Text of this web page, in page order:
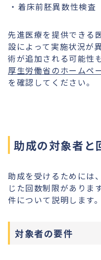
着床前胚異数性検査
先進医療を提供できる
設によって実施状況が
術が追加される可能性
厚生労働省のホームペ
を確認してください。
助成の対象者と
助成を受けるためには
じた回数制限がありま
件について説明します。
対象者の要件